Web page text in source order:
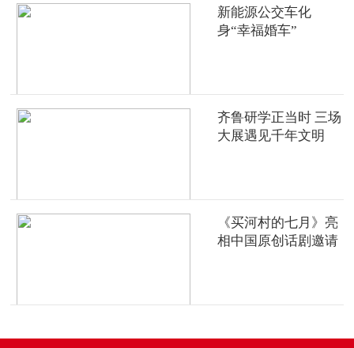
新能源公交车化
身“幸福婚车”
齐鲁研学正当时 三场
大展遇见千年文明
《买河村的七月》亮
相中国原创话剧邀请